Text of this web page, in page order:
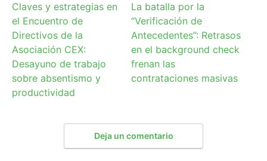
Claves y estrategias en
el Encuentro de
Directivos de la
Asociación CEX:
Desayuno de trabajo
sobre absentismo y
productividad
La batalla por la
“Verificación de
Antecedentes”: Retrasos
en el background check
frenan las
contrataciones masivas
Deja un comentario